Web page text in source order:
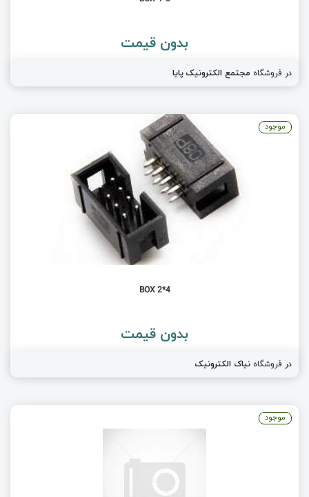
بدون قیمت
در فروشگاه مجتمع الکترونیک پایا
BOX 2*4
بدون قیمت
در فروشگاه نیاک الکترونیک
موجود
موجود